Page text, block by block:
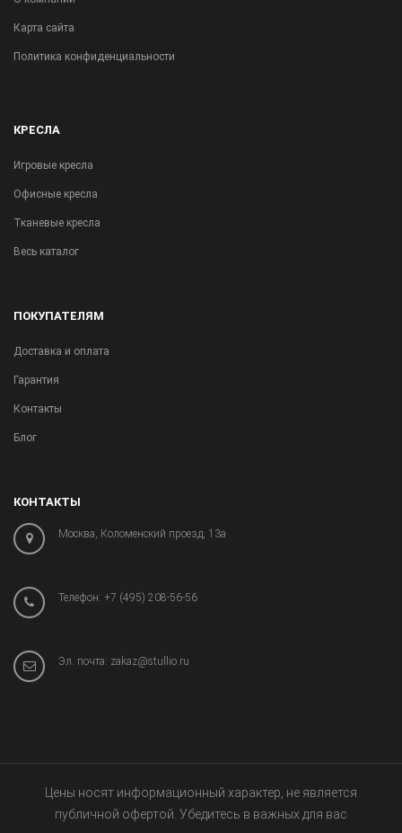
Карта сайта
Политика конфиденциальности
КРЕСЛА
Игровые кресла
Офисные кресла
Тканевые кресла
Весь каталог
ПОКУПАТЕЛЯМ
Доставка и оплата
Гарантия
Контакты
Блог
КОНТАКТЫ
Москва, Коломенский проезд, 13а
Телефон: +7 (495) 208-56-56
Эл. почта: zakaz@stullio.ru
Цены носят информационный характер, не является
публичной офертой. Убедитесь в важных для вас